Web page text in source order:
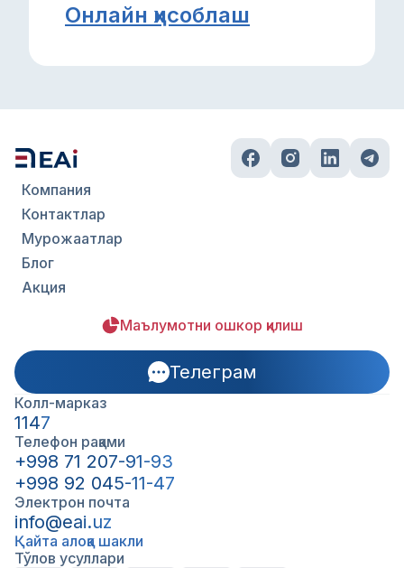
Онлайн ҳисоблаш
Компания
Контактлар
Мурожаатлар
Блог
Акция
Маълумотни ошкор қилиш
Телеграм
Колл-марказ
1147
Телефон рақами
+998 71 207-91-93
+998 92 045-11-47
Электрон почта
info@eai.uz
Қайта алоқа шакли
Тўлов усуллари